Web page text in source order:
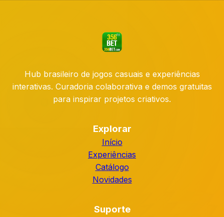
Hub brasileiro de jogos casuais e experiências
interativas. Curadoria colaborativa e demos gratuitas
para inspirar projetos criativos.
Explorar
Início
Experiências
Catálogo
Novidades
Suporte